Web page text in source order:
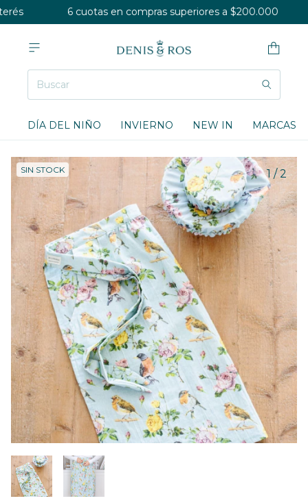
6 cuotas en compras superiores a $200.000
DÍA DEL NIÑO INVIERNO NEW IN MARCAS
SIN STOCK 1/2